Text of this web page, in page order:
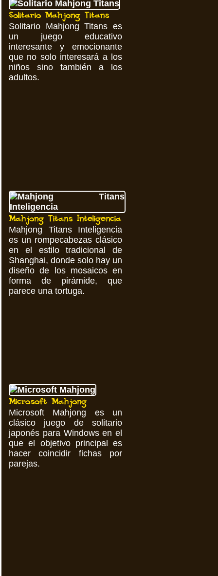
Solitario Mahjong Titans
Solitario Mahjong Titans es
un juego educativo
interesante y emocionante
que no solo interesará a los
niños sino también a los
adultos.
Mahjong Titans Inteligencia
Mahjong Titans Inteligencia
es un rompecabezas clásico
en el estilo tradicional de
Shanghai, donde solo hay un
diseño de los mosaicos en
forma de pirámide, que
parece una tortuga.
Microsoft Mahjong
Microsoft Mahjong es un
clásico juego de solitario
japonés para Windows en el
que el objetivo principal es
hacer coincidir fichas por
parejas.